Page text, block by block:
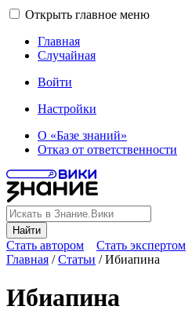
Открыть главное меню
Главная
Случайная
Войти
Настройки
О «Базе знаний»
Отказ от ответственности
Найти
Стать автором
Стать экспертом
Главная /Статьи /Ибиапина
Ибиапина